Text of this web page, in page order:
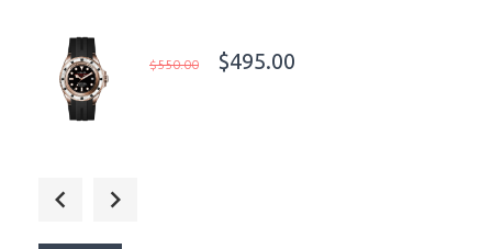
$550.00 $495.00